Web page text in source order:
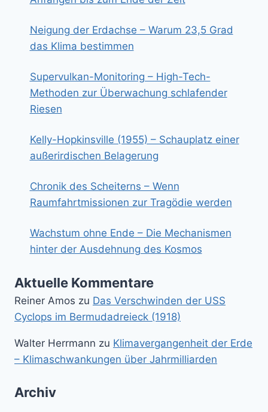
Neigung der Erdachse – Warum 23,5 Grad
das Klima bestimmen
Supervulkan-Monitoring – High-Tech-
Methoden zur Überwachung schlafender
Riesen
Kelly-Hopkinsville (1955) – Schauplatz einer
außerirdischen Belagerung
Chronik des Scheiterns – Wenn
Raumfahrtmissionen zur Tragödie werden
Wachstum ohne Ende – Die Mechanismen
hinter der Ausdehnung des Kosmos
Aktuelle Kommentare
Reiner Amos zu Das Verschwinden der USS
Cyclops im Bermudadreieck (1918)
Walter Herrmann zu Klimavergangenheit der Erde
– Klimaschwankungen über Jahrmilliarden
Archiv